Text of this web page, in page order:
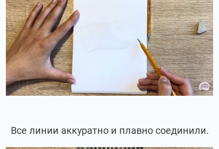
Все линии аккуратно и плавно соединили.